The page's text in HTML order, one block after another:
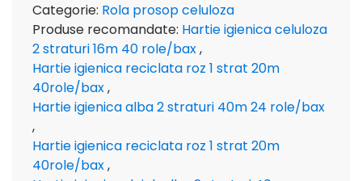
Categorie: Rola prosop celuloza
Produse recomandate: Hartie igienica celuloza
2 straturi 16m 40 role/bax,
Hartie igienica reciclata roz 1 strat 20m
40role/bax,
Hartie igienica alba 2 straturi 40m 24 role/bax
,
Hartie igienica reciclata roz 1 strat 20m
40role/bax,